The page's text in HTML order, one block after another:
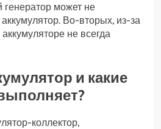
может не
Во-вторых, из-за
не всегда
и какие
коллектор,